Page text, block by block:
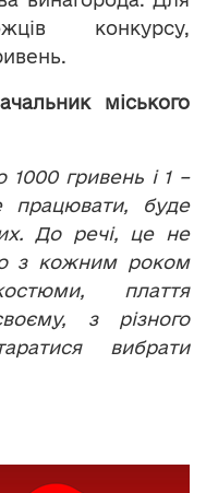
конкурсу,
міського
1000 гривень і 1 –
працювати, буде
До речі, це не
з кожним роком
плаття
з різного
вибрати